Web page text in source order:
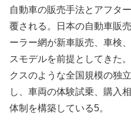
自動車の販売手法とアフタ
覆される。日本の自動車販
ーラー網が新車販売、車検
スモデルを前提としてきた
クスのような全国規模の独
し、車両の体験試乗、購入
体制を構築している5。